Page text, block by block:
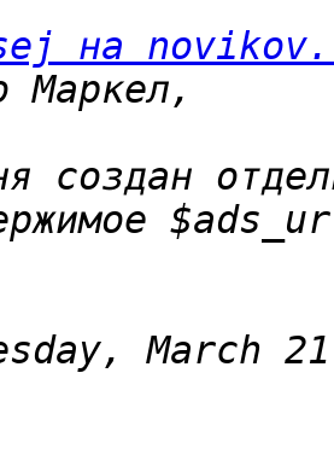
на
создан
March